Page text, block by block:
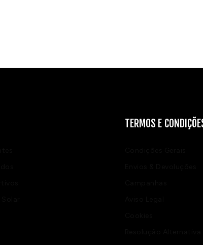
TERMOS E